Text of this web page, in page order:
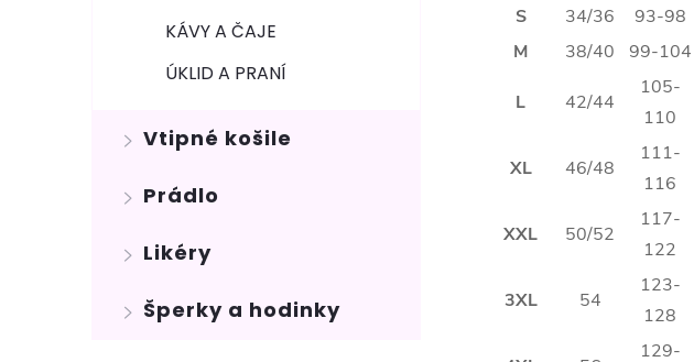
KÁVY A ČAJE
ÚKLID A PRANÍ
Vtipné košile
Prádlo
Likéry
Šperky a hodinky
S 34/36 93-98
M
38/40 99-104
L 42/44
105-
110
XL 46/48
111-
116
XXL 50/52
117-
122
3XL 54
123-
128
129-